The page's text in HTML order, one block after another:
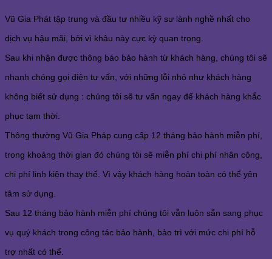
Vũ Gia Phát tập trung và đầu tư nhiều kỹ sư lành nghề nhất cho
dịch vụ hậu mãi, bởi vì khâu này cực kỳ quan trọng.
Sau khi nhận được thông báo bảo hành từ khách hàng, chúng tôi sẽ
nhanh chóng gọi điện tư vấn, với những lỗi nhỏ như khách hàng
không biết sử dụng : chúng tôi sẽ tư vấn ngay để khách hàng khắc
phục tạm thời.
Thông thường Vũ Gia Pháp cung cấp 12 tháng bảo hành miễn phí,
trong khoảng thời gian đó chúng tôi sẽ miễn phí chi phí nhân công,
chi phí linh kiện thay thế. Vì vậy khách hàng hoàn toàn có thể yên
tâm sử dụng.
Sau 12 tháng bảo hành miễn phí chúng tôi vẫn luôn sẵn sang phục
vụ quý khách trong công tác bảo hành, bảo trì với mức chi phí hỗ
trợ nhất có thể.